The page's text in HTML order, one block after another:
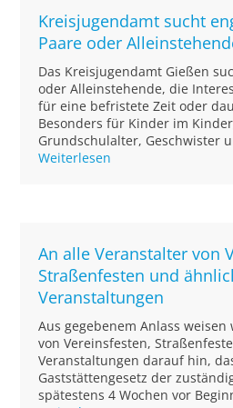
Kreisjugendamt sucht
Paare oder
Das Kreisjugendamt Gießen
oder Alleinstehende, die
für eine befristete Zeit oder
Besonders für Kinder im
Grundschulalter, Geschwister
Weiterlesen
An alle Veranstalter von
Straßenfesten und
Veranstaltungen
Aus gegebenem Anlass
von Vereinsfesten,
Veranstaltungen darauf hin,
Gaststättengesetz der
spätestens 4 Wochen vor